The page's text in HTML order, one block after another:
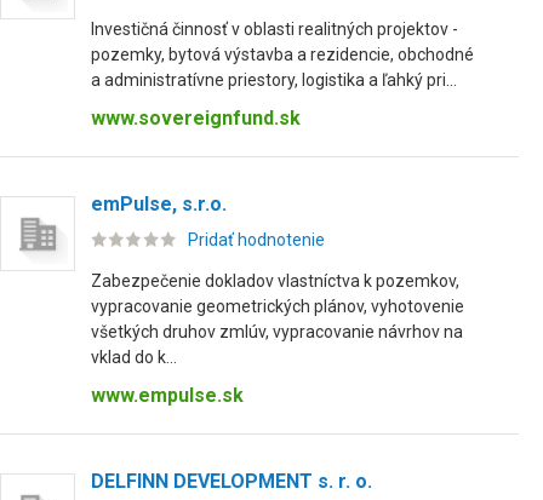
Investičná činnosť v oblasti realitných projektov -
pozemky, bytová výstavba a rezidencie, obchodné
a administratívne priestory, logistika a ľahký pri...
www.sovereignfund.sk
emPulse, s.r.o.
Pridať hodnotenie
Zabezpečenie dokladov vlastníctva k pozemkov,
vypracovanie geometrických plánov, vyhotovenie
všetkých druhov zmlúv, vypracovanie návrhov na
vklad do k...
www.empulse.sk
DELFINN DEVELOPMENT s. r. o.